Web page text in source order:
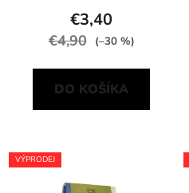
€3,40
€4,90 (–30 %)
DO KOŠÍKA
VÝPRODEJ